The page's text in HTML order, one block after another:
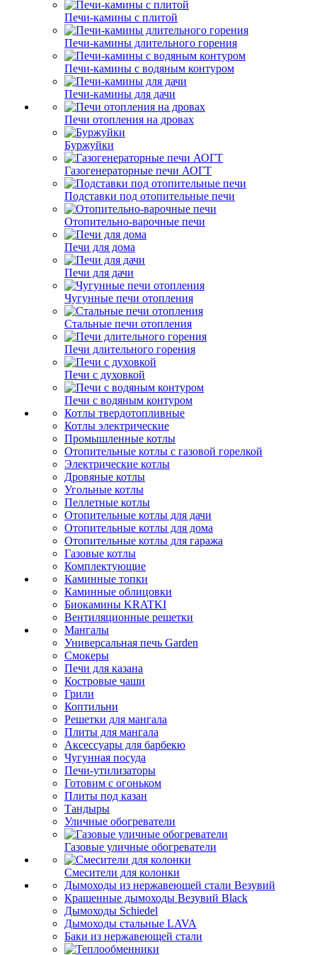
Печи-камины с плитой
Печи-камины длительного горения
Печи-камины с водяным контуром
Печи-камины для дачи
Печи отопления на дровах
Буржуйки
Газогенераторные печи АОГТ
Подставки под отопительные печи
Отопительно-варочные печи
Печи для дома
Печи для дачи
Чугунные печи отопления
Стальные печи отопления
Печи длительного горения
Печи с духовкой
Печи с водяным контуром
Котлы твердотопливные
Котлы электрические
Промышленные котлы
Отопительные котлы с газовой горелкой
Электрические котлы
Дровяные котлы
Угольные котлы
Пеллетные котлы
Отопительные котлы для дачи
Отопительные котлы для дома
Отопительные котлы для гаража
Газовые котлы
Комплектующие
Каминные топки
Каминные облицовки
Биокамины KRATKI
Вентиляционные решетки
Мангалы
Универсальная печь Garden
Смокеры
Печи для казана
Костровые чаши
Грили
Коптильни
Решетки для мангала
Плиты для мангала
Аксессуары для барбекю
Чугунная посуда
Печи-утилизаторы
Готовим с огоньком
Плиты под казан
Тандыры
Уличные обогреватели
Газовые уличные обогреватели
Смесители для колонки
Дымоходы из нержавеющей стали Везувий
Крашенные дымоходы Везувий Black
Дымоходы Schiedel
Дымоходы стальные LAVA
Баки из нержавеющей стали